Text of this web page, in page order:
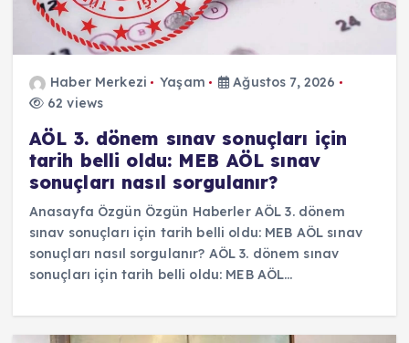
Haber Merkezi Yaşam
Ağustos 7, 2026
62 views
AÖL 3. dönem sınav sonuçları için
tarih belli oldu: MEB AÖL sınav
sonuçları nasıl sorgulanır?
Anasayfa Özgün Özgün Haberler AÖL 3. dönem
sınav sonuçları için tarih belli oldu: MEB AÖL sınav
sonuçları nasıl sorgulanır? AÖL 3. dönem sınav
sonuçları için tarih belli oldu: MEB AÖL…